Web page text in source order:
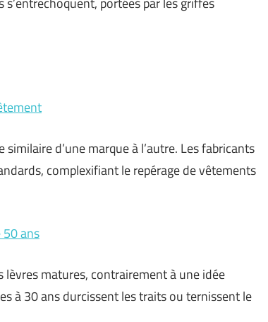
d’une marque à l’autre. Les fabricants
complexifiant le repérage de vêtements
50 ans
matures, contrairement à une idée
à 30 ans durcissent les traits ou ternissent le